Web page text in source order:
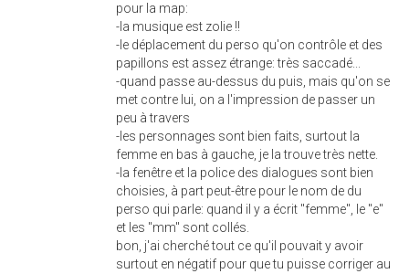
pour la map:
-la musique est zolie !!
-le déplacement du perso qu'on contrôle et des
papillons est assez étrange: très saccadé...
-quand passe au-dessus du puis, mais qu'on se
met contre lui, on a l'impression de passer un
peu à travers
-les personnages sont bien faits, surtout la
femme en bas à gauche, je la trouve très nette.
-la fenêtre et la police des dialogues sont bien
choisies, à part peut-être pour le nom de du
perso qui parle: quand il y a écrit "femme", le "e"
et les "mm" sont collés.
bon, j'ai cherché tout ce qu'il pouvait y avoir
surtout en négatif pour que tu puisse corriger au